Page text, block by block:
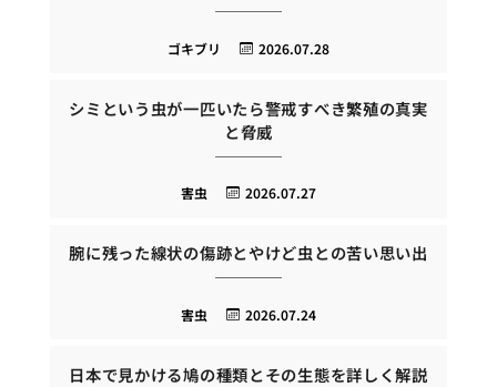
2026.07.28
ゴキブリ
シミという虫が一匹いたら警戒すべき繁殖の真実
と脅威
2026.07.27
害虫
腕に残った線状の傷跡とやけど虫との苦い思い出
2026.07.24
害虫
日本で見かける鳩の種類とその生態を詳しく解説